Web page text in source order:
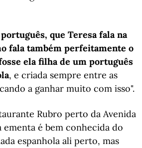
que Teresa fala na
fala também perfeitamente o
ela filha de um português
, e criada sempre entre as
a ganhar muito com isso".
Rubro perto da Avenida
ementa é bem conhecida do
espanhola ali perto, mas